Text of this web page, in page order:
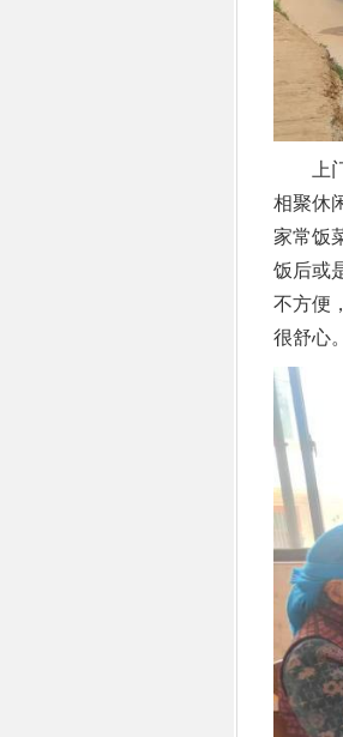
上门
相聚休
家常饭
饭后或
不方便
很舒心